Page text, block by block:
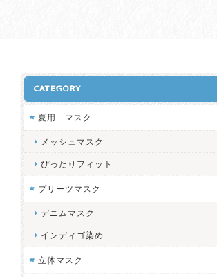
CATEGORY
夏用 マスク
メッシュマスク
ぴったりフィット
プリーツマスク
デニムマスク
インディゴ染め
立体マスク